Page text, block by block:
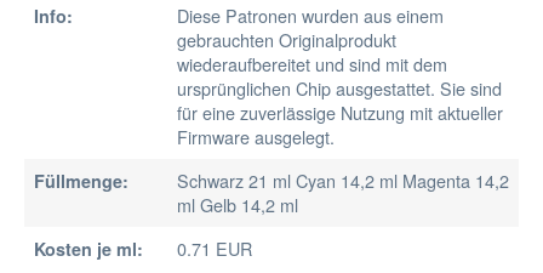
Info:
Diese Patronen wurden aus einem
gebrauchten Originalprodukt
wiederaufbereitet und sind mit dem
ursprünglichen Chip ausgestattet. Sie sind
für eine zuverlässige Nutzung mit aktueller
Firmware ausgelegt.
Füllmenge:
Schwarz 21 ml Cyan 14,2 ml Magenta 14,2
ml Gelb 14,2 ml
Kosten je ml: 0.71 EUR